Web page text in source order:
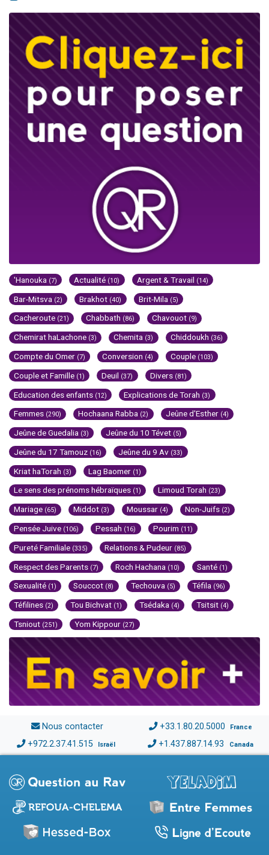
'Hanouka (7) Actualité (10) Argent & Travail (14)
Bar-Mitsva (2) Brakhot (40) Brit-Mila (5)
Cacheroute (21) Chabbath (86) Chavouot (9)
Chemirat haLachone (3) Chemita (3) Chiddoukh (36)
Compte du Omer (7) Conversion (4) Couple (103)
Couple et Famille (1) Deuil (37) Divers (81)
Education des enfants (12) Explications de Torah (3)
Femmes (290) Hochaana Rabba (2) Jeûne d'Esther (4)
Jeûne de Guedalia (3) Jeûne du 10 Tévet (5)
Jeûne du 17 Tamouz (16) Jeûne du 9 Av (33)
Kriat haTorah (3) Lag Baomer (1)
Le sens des prénoms hébraïques (1) Limoud Torah (23)
Mariage (65) Middot (3) Moussar (4) Non-Juifs (2)
Pensée Juive (106) Pessah (16) Pourim (11)
Pureté Familiale (335) Relations & Pudeur (85)
Respect des Parents (7) Roch Hachana (10) Santé (1)
Sexualité (1) Souccot (8) Techouva (5) Téfila (96)
Téfilines (2) Tou Bichvat (1) Tsédaka (4) Tsitsit (4)
Tsniout (251) Yom Kippour (27)
Nous contacter +33.1.80.20.5000 France
+972.2.37.41.515 Israël +1.437.887.14.93 Canada